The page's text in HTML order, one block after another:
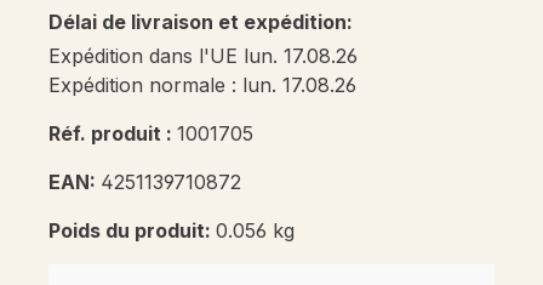
Délai de livraison et expédition:
Expédition dans l'UE lun. 17.08.26
Expédition normale : lun. 17.08.26
Réf. produit : 1001705
EAN: 4251139710872
Poids du produit: 0.056 kg